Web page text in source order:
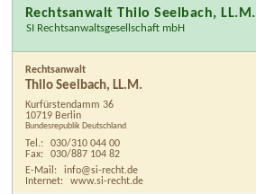
Rechtsanwalt Thilo Seelbach, LL.M.
SI Rechtsanwaltsgesellschaft mbH
Rechtsanwalt
Thilo Seelbach, LL.M.
Kurfürstendamm 36
10719 Berlin
Bundesrepublik Deutschland
Tel.:
030/310 044 00
Fax:
030/887 104 82
E-Mail:
info@si-recht.de
Internet:
www.si-recht.de